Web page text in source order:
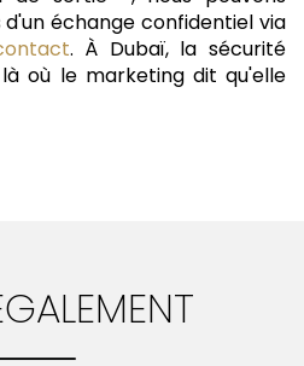
échange confidentiel via
. À Dubaï, la sécurité
où le marketing dit qu'elle